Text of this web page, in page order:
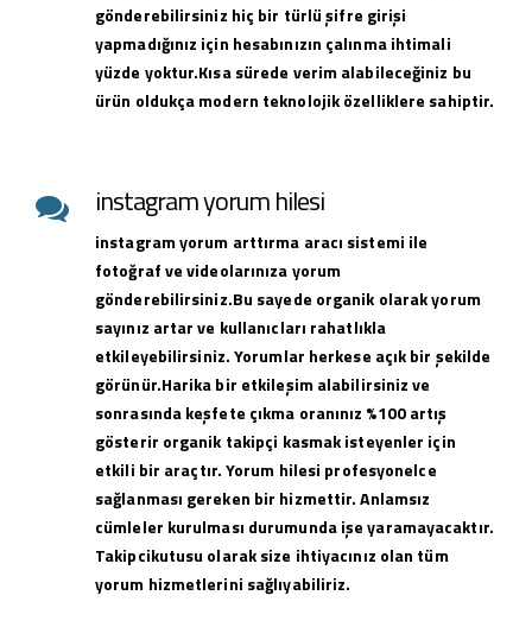
gönderebilirsiniz hiç bir türlü şifre girişi
yapmadığınız için hesabınızın çalınma ihtimali
yüzde yoktur.Kısa sürede verim alabileceğiniz bu
ürün oldukça modern teknolojik özelliklere sahiptir.
instagram yorum hilesi
instagram yorum arttırma aracı sistemi ile
fotoğraf ve videolarınıza yorum
gönderebilirsiniz.Bu sayede organik olarak yorum
sayınız artar ve kullanıcları rahatlıkla
etkileyebilirsiniz. Yorumlar herkese açık bir şekilde
görünür.Harika bir etkileşim alabilirsiniz ve
sonrasında keşfete çıkma oranınız %100 artış
gösterir organik takipçi kasmak isteyenler için
etkili bir araçtır. Yorum hilesi profesyonelce
sağlanması gereken bir hizmettir. Anlamsız
cümleler kurulması durumunda işe yaramayacaktır.
Takipcikutusu olarak size ihtiyacınız olan tüm
yorum hizmetlerini sağlıyabiliriz.